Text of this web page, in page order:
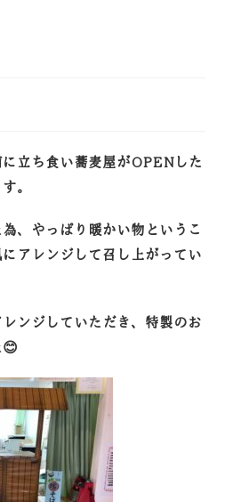
立ち食い蕎麦屋がOPENした
。
、やっぱり暖かい物というこ
アレンジして召し上がってい
ンジしていただき、特製のお
😊